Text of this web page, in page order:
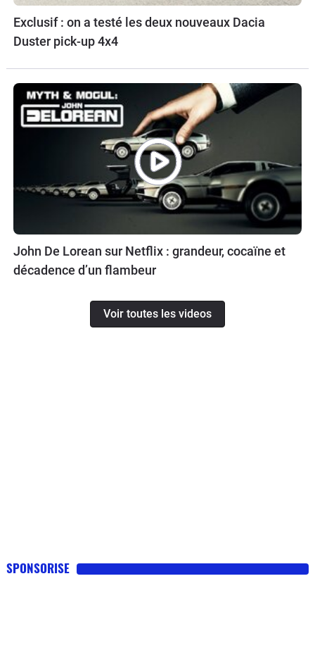
Exclusif : on a testé les deux nouveaux Dacia
Duster pick-up 4x4
John De Lorean sur Netflix : grandeur, cocaïne et
décadence d’un flambeur
Voir toutes les videos
SPONSORISE